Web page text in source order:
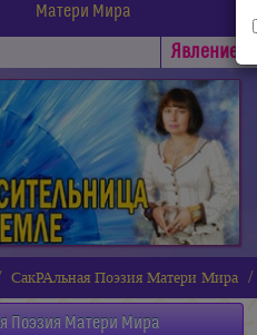
Матери Мира
Явлениe
СакРАльная Поэзия Матери Мира
Поэзия Матери Мира